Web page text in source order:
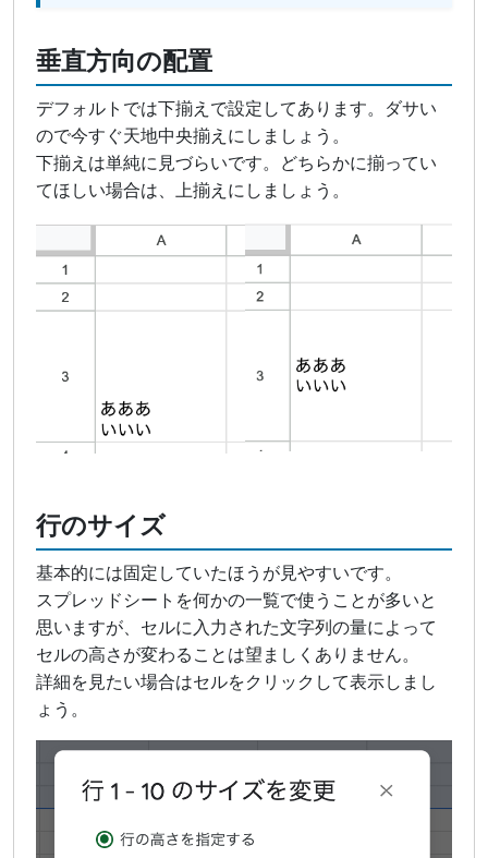
垂直方向の配置
デフォルトでは下揃えで設定してあります。ダサい
ので今すぐ天地中央揃えにしましょう。
下揃えは単純に見づらいです。どちらかに揃ってい
てほしい場合は、上揃えにしましょう。
行のサイズ
基本的には固定していたほうが見やすいです。
スプレッドシートを何かの一覧で使うことが多いと
思いますが、セルに入力された文字列の量によって
セルの高さが変わることは望ましくありません。
詳細を見たい場合はセルをクリックして表示しまし
ょう。